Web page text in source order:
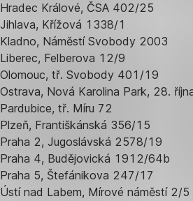
Hradec Králové, ČSA 402/25
Jihlava, Křížová 1338/1
Kladno, Náměstí Svobody 2003
Liberec, Felberova 12/9
Olomouc, tř. Svobody 401/19
Ostrava, Nová Karolina Park, 28.
Pardubice, tř. Míru 72
Plzeň, Františkánská 356/15
Praha 2, Jugoslávská 2578/19
Praha 4, Budějovická 1912/64b
Praha 5, Štefánikova 247/17
Ústí nad Labem, Mírové náměstí 2/5